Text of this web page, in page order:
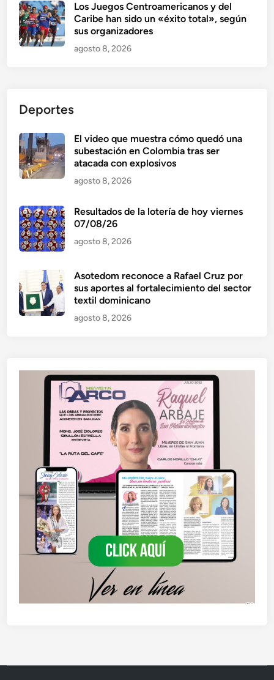
Los Juegos Centroamericanos y del
Caribe han sido un «éxito total», según
sus organizadores
agosto 8, 2026
Deportes
El video que muestra cómo quedó una
subestación en Colombia tras ser
atacada con explosivos
agosto 8, 2026
Resultados de la lotería de hoy viernes
07/08/26
agosto 8, 2026
Asotedom reconoce a Rafael Cruz por
sus aportes al fortalecimiento del sector
textil dominicano
agosto 8, 2026